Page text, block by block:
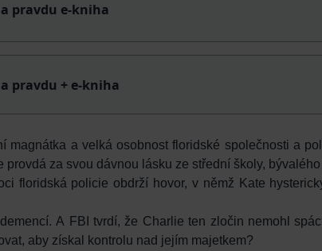
pravdu e-kniha
pravdu + e-kniha
magnátka a velká osobnost floridské společnosti a
za svou dávnou lásku ze střední školy,
floridská policie obdrží hovor, v němž Kate
A FBI tvrdí, že Charlie ten zločin nemohl
aby získal kontrolu nad jejím majetkem?